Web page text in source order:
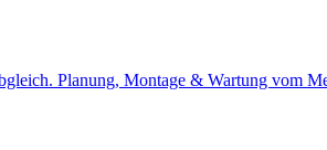
Planung, Montage & Wartung vom